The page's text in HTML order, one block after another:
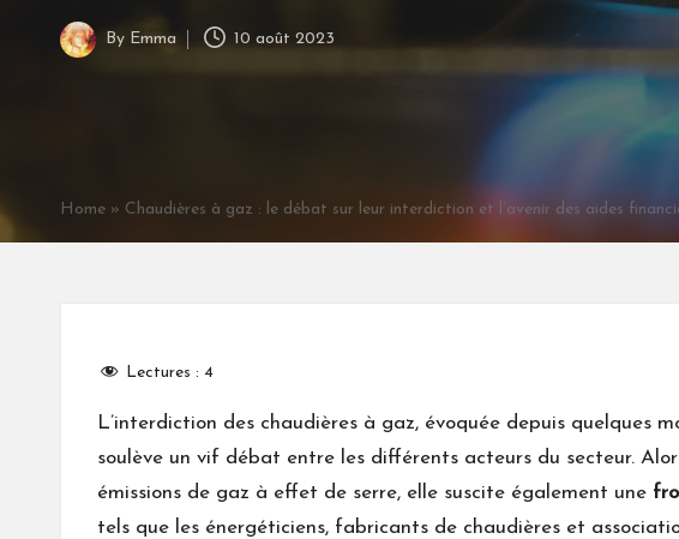
Posted
By Emma 10 août 2023
Home » Chaudières à gaz : le débat sur leur interdiction et l’avenir des aides
Lectures : 4
L’interdiction des chaudières à gaz, évoquée depuis quelques
soulève un vif débat entre les différents acteurs du secteur.
émissions de gaz à effet de serre, elle suscite également une
tels que les énergéticiens, fabricants de chaudières et